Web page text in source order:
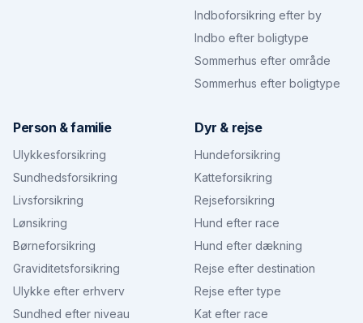
Indboforsikring efter by
Indbo efter boligtype
Sommerhus efter område
Sommerhus efter boligtype
Person & familie
Ulykkesforsikring
Sundhedsforsikring
Livsforsikring
Lønsikring
Børneforsikring
Graviditetsforsikring
Ulykke efter erhverv
Sundhed efter niveau
Dyr & rejse
Hundeforsikring
Katteforsikring
Rejseforsikring
Hund efter race
Hund efter dækning
Rejse efter destination
Rejse efter type
Kat efter race